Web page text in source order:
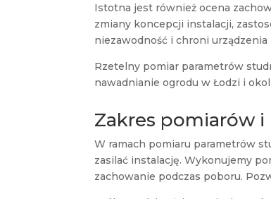
Istotna jest również ocena
zmiany koncepcji instalacji,
niezawodność i chroni
Rzetelny pomiar parametrów
nawadnianie ogrodu w Łodzi i
Zakres pomiarów
W ramach pomiaru parametrów
zasilać instalację. Wykonujemy
zachowanie podczas poboru.